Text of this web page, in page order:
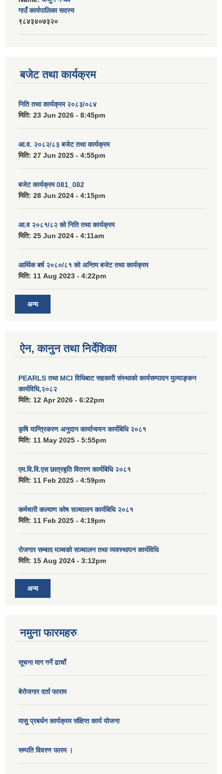
गाउँ कार्यपालिका सदस्य
९८४३४०७३२०
बजेट तथा कार्यक्रम
निति तथा कार्यक्रम २०८३/०८४
मिति: 23 Jun 2026 - 8:45pm
आ.व. २०८२/८३ बजेट तथा कार्यक्रम
मिति: 27 Jun 2025 - 4:55pm
बजेट कार्यक्रम 081_082
मिति: 28 Jun 2024 - 4:15pm
आ.व २०८१/८२ को निति तथा कार्यक्रम
मिति: 25 Jun 2024 - 4:11am
आर्थिक बर्ष २०८०/८१ को अन्तिम बजेट तथा कार्यक्रम
मिति: 11 Aug 2023 - 4:22pm
अन्य
ऐन, कानुन तथा निर्देशिका
PEARLS तथा MCI विधिबाट सहकारी संस्थाको कार्यसम्पादन मुल्याङ्कन
कार्यविधि,२०८२
मिति: 12 Apr 2026 - 6:22pm
कृषि यान्त्रिकरण अनुदान कार्यान्वयन कार्यबिधि २०८१
मिति: 11 May 2025 - 5:55pm
एम.वि.वि.एस छात्रबृति वितरण कार्यबिधि २०८१
मिति: 11 Feb 2025 - 4:59pm
कर्मचारी कल्याण कोष सञ्चालन कार्यबिधि २०८१
मिति: 11 Feb 2025 - 4:19pm
रोजगार सम्बाद मञ्चको सञ्चालन तथा व्यवस्थापन कार्यविधि
मिति: 15 Aug 2024 - 3:12pm
अन्य
नमुना फारमहरु
सूचना माग गर्ने ढाचाँ
बेरोजगार दर्ता फाराम
मासु प्रबर्धन कार्यक्रम संक्षिप्त कार्य योजना
सम्पति विवरण फारम ।